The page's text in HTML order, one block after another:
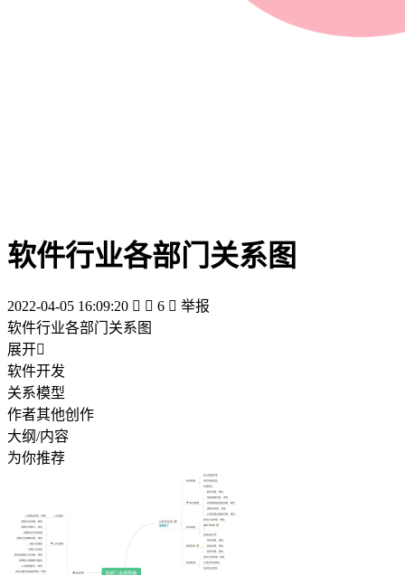
软件行业各部门关系图
2022-04-05 16:09:20   6  举报
软件行业各部门关系图
展开
软件开发
关系模型
作者其他创作
大纲/内容
为你推荐